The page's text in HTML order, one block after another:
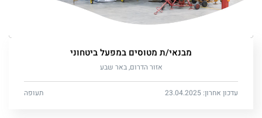
מבנאי/ת מטוסים במפעל ביטחוני
אזור הדרום, באר שבע
עדכון אחרון: 23.04.2025 תעופה